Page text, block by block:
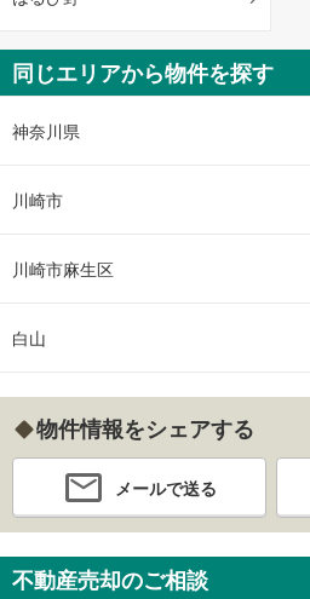
同じエリアから物件を探す
神奈川県
川崎市
川崎市麻生区
白山
物件情報をシェアする
メールで送る
不動産売却のご相談